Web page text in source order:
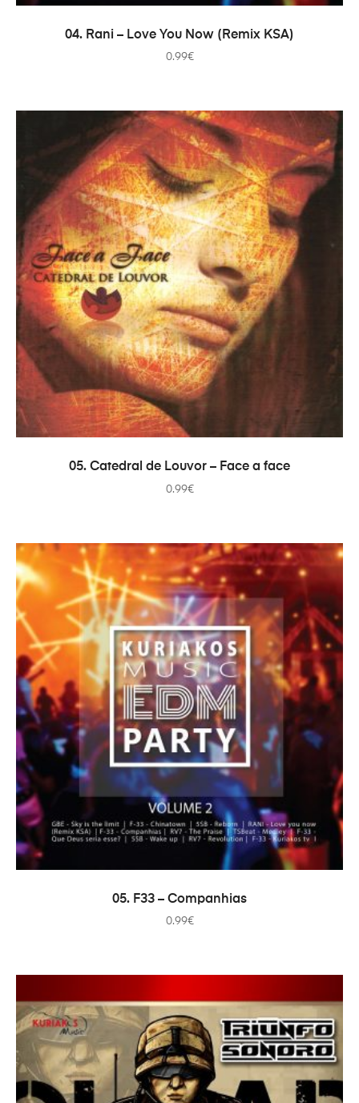
AÑADIR AL CARRITO
04. Rani – Love You Now (Remix KSA)
0.99€
AÑADIR AL CARRITO
05. Catedral de Louvor – Face a face
0.99€
AÑADIR AL CARRITO
05. F33 – Companhias
0.99€